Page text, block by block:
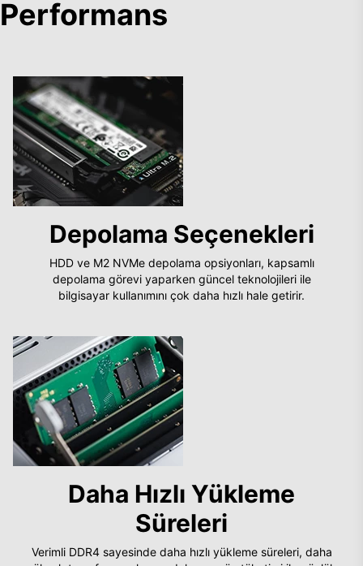
Performans
Depolama Seçenekleri
HDD ve M2 NVMe depolama opsiyonları, kapsamlı
depolama görevi yaparken güncel teknolojileri ile
bilgisayar kullanımını çok daha hızlı hale getirir.
Daha Hızlı Yükleme
Süreleri
Verimli DDR4 sayesinde daha hızlı yükleme süreleri, daha